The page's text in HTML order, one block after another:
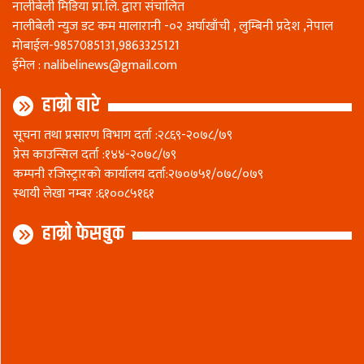
नालीबेली मिडिया प्रा.लि. द्वारा संचालित
नालीबेली न्युज डट कम मालारानी -०२ अर्घाखाँची , लुम्बिनी प्रदेश ,नेपाल
माेबाईल-9857085131,9863325121
ईमेल :nalibelinews@gmail.com
हाम्रो बारे
सूचना तथा प्रसारण विभाग दर्ता :२८६९-२०७८/७९
प्रेस काउन्सिल दर्ता :१४४-२०७८/७९
कम्पनी रजिस्ट्रारकाे कार्यालय दर्ता:२७०७५१/०७८/०७९
स्थायी लेखा नम्बर :६१००८५१६१
हाम्रो फेसबुक